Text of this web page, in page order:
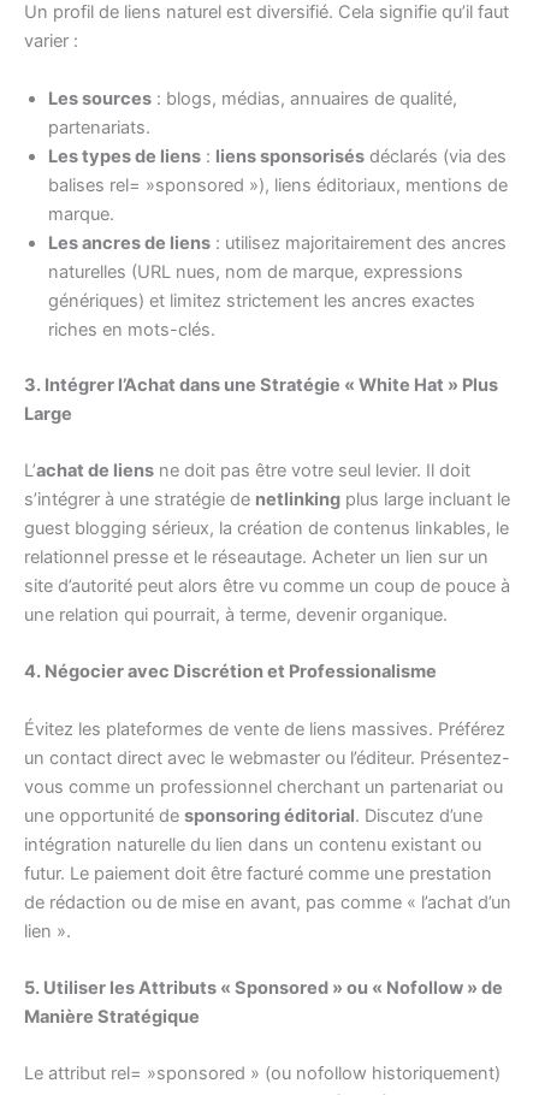
Un profil de liens naturel est diversifié. Cela signifie qu’il faut
varier :
Les sources : blogs, médias, annuaires de qualité,
partenariats.
Les types de liens : liens sponsorisés déclarés (via des
balises rel= »sponsored »), liens éditoriaux, mentions de
marque.
Les ancres de liens : utilisez majoritairement des ancres
naturelles (URL nues, nom de marque, expressions
génériques) et limitez strictement les ancres exactes
riches en mots-clés.
3. Intégrer l’Achat dans une Stratégie « White Hat » Plus
Large
L’achat de liens ne doit pas être votre seul levier. Il doit
s’intégrer à une stratégie de netlinking plus large incluant le
guest blogging sérieux, la création de contenus linkables, le
relationnel presse et le réseautage. Acheter un lien sur un
site d’autorité peut alors être vu comme un coup de pouce à
une relation qui pourrait, à terme, devenir organique.
4. Négocier avec Discrétion et Professionalisme
Évitez les plateformes de vente de liens massives. Préférez
un contact direct avec le webmaster ou l’éditeur. Présentez-
vous comme un professionnel cherchant un partenariat ou
une opportunité de sponsoring éditorial. Discutez d’une
intégration naturelle du lien dans un contenu existant ou
futur. Le paiement doit être facturé comme une prestation
de rédaction ou de mise en avant, pas comme « l’achat d’un
lien ».
5. Utiliser les Attributs « Sponsored » ou « Nofollow » de
Manière Stratégique
Le attribut rel= »sponsored » (ou nofollow historiquement)